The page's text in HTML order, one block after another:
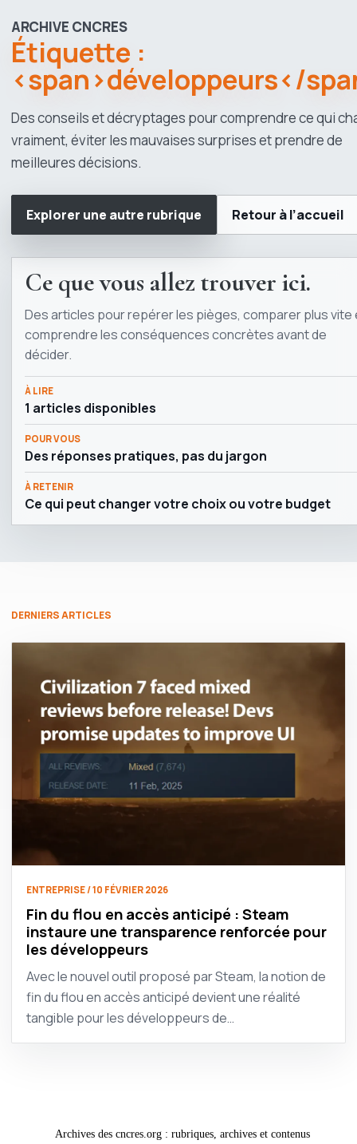
ARCHIVE CNCRES
Étiquette :
<span>développeurs</
Des conseils et décryptages pour comprendre ce qui
vraiment, éviter les mauvaises surprises et prendre de
meilleures décisions.
Explorer une autre rubrique Retour à l’accueil
Ce que vous allez trouver ici.
Des articles pour repérer les pièges, comparer plus vite
comprendre les conséquences concrètes avant de
décider.
À LIRE
1 articles disponibles
POUR VOUS
Des réponses pratiques, pas du jargon
À RETENIR
Ce qui peut changer votre choix ou votre budget
DERNIERS ARTICLES
ENTREPRISE / 10 FÉVRIER 2026
Fin du flou en accès anticipé : Steam
instaure une transparence renforcée pour
les développeurs
Avec le nouvel outil proposé par Steam, la notion de
fin du flou en accès anticipé devient une réalité
tangible pour les développeurs de…
Archives des cncres.org : rubriques, archives et contenus